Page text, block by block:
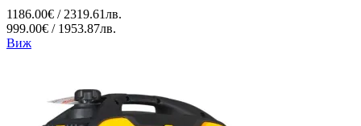
1186.00€ / 2319.61лв.
999.00€ / 1953.87лв.
Виж